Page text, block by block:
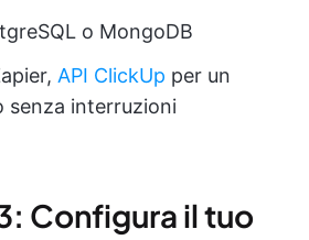
o MongoDB
API ClickUp per un
senza interruzioni
Configura il tuo